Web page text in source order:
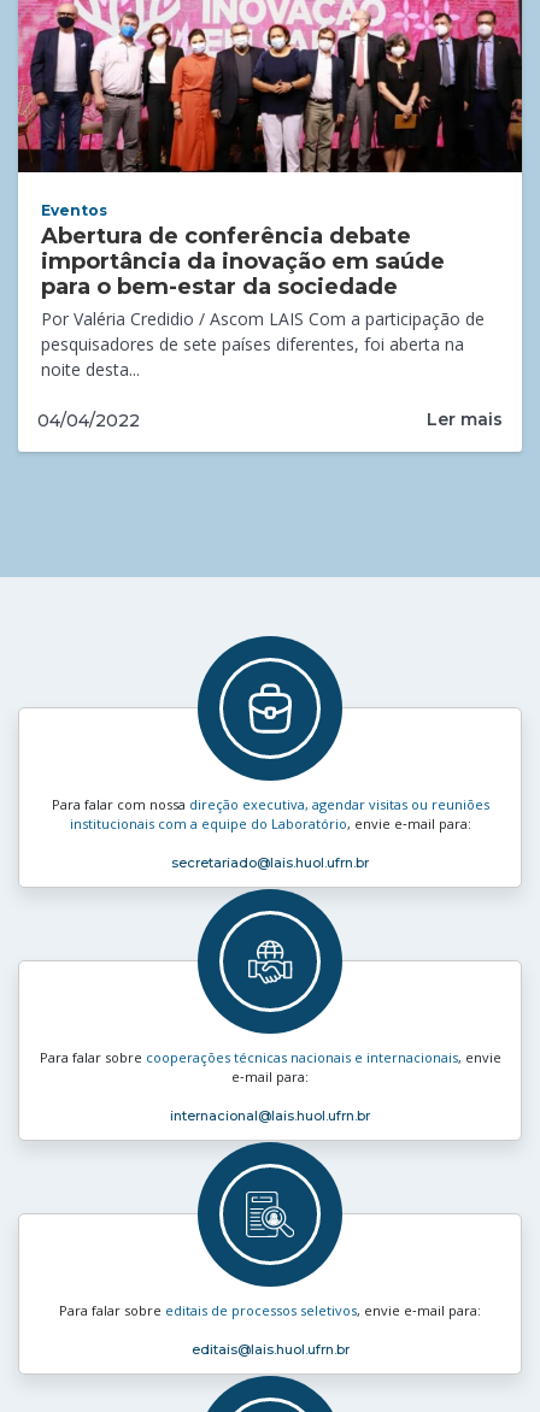
Eventos
Abertura de conferência debate
importância da inovação em saúde
para o bem-estar da sociedade
Por Valéria Credidio / Ascom LAIS Com a participação de
pesquisadores de sete países diferentes, foi aberta na
noite desta...
04/04/2022 Ler mais
Para falar com nossa direção executiva, agendar visitas ou reuniões
institucionais com a equipe do Laboratório, envie e‑mail para:
secretariado@lais.huol.ufrn.br
Para falar sobre cooperações técnicas nacionais e internacionais, envie
e‑mail para:
internacional@lais.huol.ufrn.br
Para falar sobre editais de processos seletivos, envie e‑mail para:
editais@lais.huol.ufrn.br